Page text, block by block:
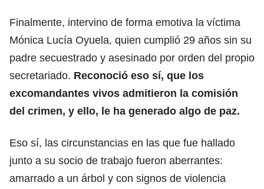
Finalmente, intervino de forma emotiva la víctima
Mónica Lucía Oyuela, quien cumplió 29 años sin su
padre secuestrado y asesinado por orden del propio
secretariado. Reconoció eso sí, que los
excomandantes vivos admitieron la comisión
del crimen, y ello, le ha generado algo de paz.
Eso sí, las circunstancias en las que fue hallado
junto a su socio de trabajo fueron aberrantes:
amarrado a un árbol y con signos de violencia